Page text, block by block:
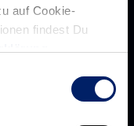
auf Cookie-
findest Du